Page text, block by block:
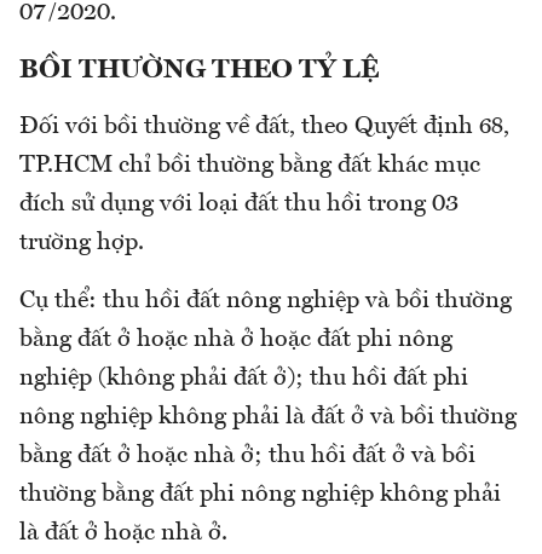
07/2020.
BỒI THƯỜNG THEO TỶ LỆ
Đối với bồi thường về đất, theo Quyết định 68,
TP.HCM chỉ bồi thường bằng đất khác mục
đích sử dụng với loại đất thu hồi trong 03
trường hợp.
Cụ thể: thu hồi đất nông nghiệp và bồi thường
bằng đất ở hoặc nhà ở hoặc đất phi nông
nghiệp (không phải đất ở); thu hồi đất phi
nông nghiệp không phải là đất ở và bồi thường
bằng đất ở hoặc nhà ở; thu hồi đất ở và bồi
thường bằng đất phi nông nghiệp không phải
là đất ở hoặc nhà ở.